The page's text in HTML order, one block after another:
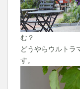
む？
どうやらウルトラ
す。